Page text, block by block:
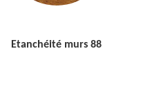
Etanchéité murs 88